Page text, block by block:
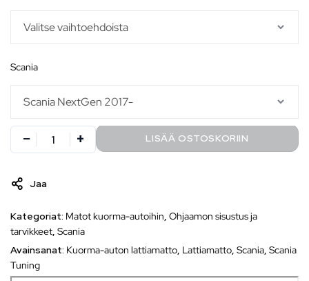
scania
LISÄÄ OSTOSKORIIN
Jaa
Kategoriat: Matot kuorma-autoihin, Ohjaamon sisustus ja
tarvikkeet, Scania
Avainsanat: Kuorma-auton lattiamatto, Lattiamatto, Scania, Scania
Tuning